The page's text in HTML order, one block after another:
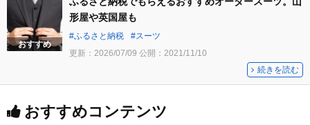
形屋や英国屋も
ふるさと納税
スーツ
更新： 2026/07/09 公開： 2021/11/10
続きを読む
おすすめ
おすすめコンテンツ